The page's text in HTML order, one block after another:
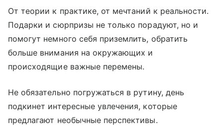
От теории к практике, от мечтаний к реальности.
Подарки и сюрпризы не только порадуют, но и
помогут немного себя приземлить, обратить
больше внимания на окружающих и
происходящие важные перемены.
Не обязательно погружаться в рутину, день
подкинет интересные увлечения, которые
предлагают необычные перспективы.